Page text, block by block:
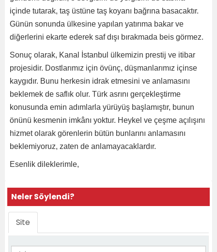
içinde tutarak, taş üstüne taş koyanı bağrına basacaktır.
Günün sonunda ülkesine yapılan yatırıma bakar ve
diğerlerini ekarte ederek saf dışı bırakmada beis görmez.
Sonuç olarak, Kanal İstanbul ülkemizin prestij ve itibar
projesidir. Dostlarımız için övünç, düşmanlarımız içinse
kaygıdır. Bunu herkesin idrak etmesini ve anlamasını
beklemek de saflık olur. Türk asrını gerçekleştirme
konusunda emin adımlarla yürüyüş başlamıştır, bunun
önünü kesmenin imkânı yoktur. Heykel ve çeşme açılışını
hizmet olarak görenlerin bütün bunlarını anlamasını
beklemiyoruz, zaten de anlamayacaklardır.
Esenlik dileklerimle,
Neler Söylendi?
Site